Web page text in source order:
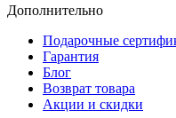
Дополнительно
Подарочные
Гарантия
Блог
Возврат товара
Акции и скидки